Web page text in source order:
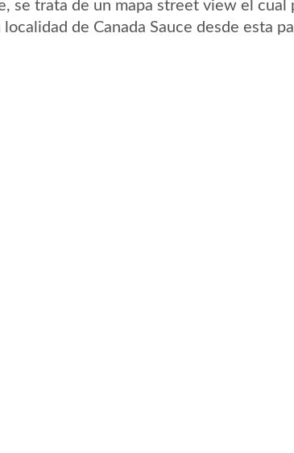
se trata de un mapa street view el cual
de Canada Sauce desde esta